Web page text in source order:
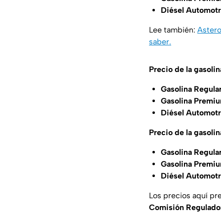
Diésel
Lee también:
saber.
Precio de la
Gasolina
Gasolina
Diésel
Precio de la
Gasolina
Gasolina
Diésel
Los precios aquí
Comisión